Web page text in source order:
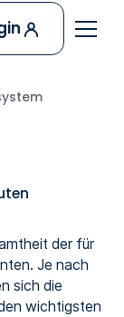
der für
Je nach
sich die
wichtigsten